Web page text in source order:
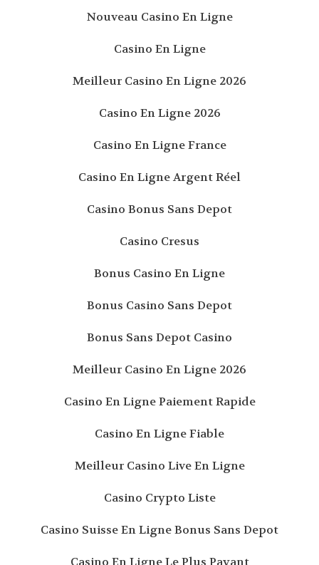
Nouveau Casino En Ligne
Casino En Ligne
Meilleur Casino En Ligne 2026
Casino En Ligne 2026
Casino En Ligne France
Casino En Ligne Argent Réel
Casino Bonus Sans Depot
Casino Cresus
Bonus Casino En Ligne
Bonus Casino Sans Depot
Bonus Sans Depot Casino
Meilleur Casino En Ligne 2026
Casino En Ligne Paiement Rapide
Casino En Ligne Fiable
Meilleur Casino Live En Ligne
Casino Crypto Liste
Casino Suisse En Ligne Bonus Sans Depot